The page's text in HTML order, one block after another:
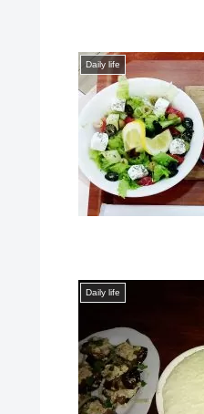
Daily life
Daily life